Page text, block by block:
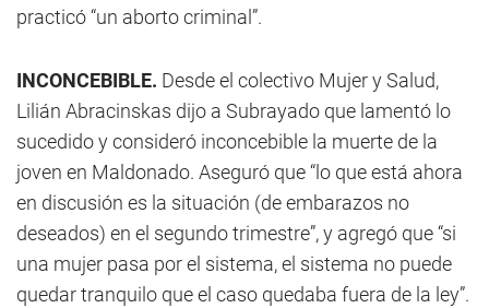
practicó “un aborto criminal”.
INCONCEBIBLE. Desde el colectivo Mujer y Salud,
Lilián Abracinskas dijo a Subrayado que lamentó lo
sucedido y consideró inconcebible la muerte de la
joven en Maldonado. Aseguró que “lo que está ahora
en discusión es la situación (de embarazos no
deseados) en el segundo trimestre”, y agregó que “si
una mujer pasa por el sistema, el sistema no puede
quedar tranquilo que el caso quedaba fuera de la ley”.